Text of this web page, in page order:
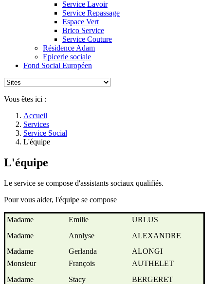
Service Lavoir
Service Repassage
Espace Vert
Brico Service
Service Couture
Résidence Adam
Epicerie sociale
Fond Social Européen
Vous êtes ici :
Accueil
Services
Service Social
L'équipe
L'équipe
Le service se compose d'assistants sociaux qualifiés.
Pour vous aider, l'équipe se compose
Madame Emilie
URLUS
Madame
Annlyse
ALEXANDRE
Madame
Gerlanda
ALONGI
Monsieur
François
AUTHELET
Madame
Stacy
BERGERET